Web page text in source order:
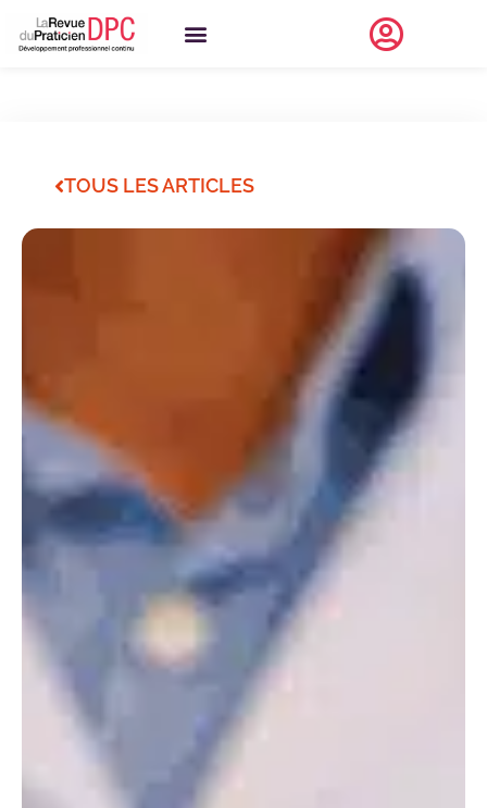
TOUS LES ARTICLES